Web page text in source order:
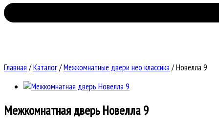
Главная /Каталог/Межкомнатные двери нео классика/Новелла 9
Межкомнатная дверь Новелла 9